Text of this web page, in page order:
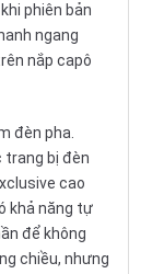
phiên bản
ngang
nắp capô
đèn pha.
trang bị đèn
cao
khả năng tự
để không
chiều, nhưng